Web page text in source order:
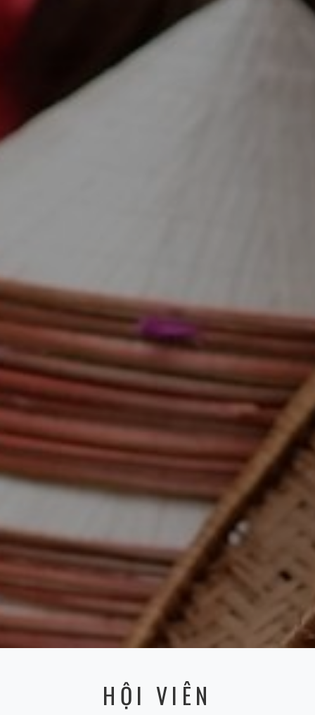
HỘI VIÊN